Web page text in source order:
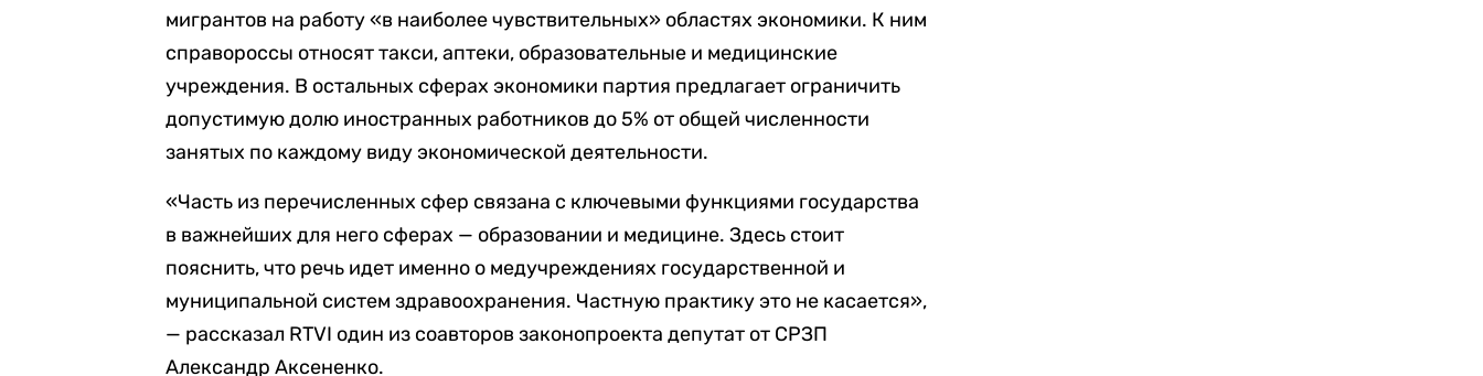
мигрантов на работу «в наиболее чувствительных» областях экономики. К ним
справороссы относят такси, аптеки, образовательные и медицинские
учреждения. В остальных сферах экономики партия предлагает ограничить
допустимую долю иностранных работников до 5% от общей численности
занятых по каждому виду экономической деятельности.
«Часть из перечисленных сфер связана с ключевыми функциями государства
в важнейших для него сферах — образовании и медицине. Здесь стоит
пояснить, что речь идет именно о медучреждениях государственной и
муниципальной систем здравоохранения. Частную практику это не касается»,
— рассказал RTVI один из соавторов законопроекта депутат от СРЗП
Александр Аксененко.